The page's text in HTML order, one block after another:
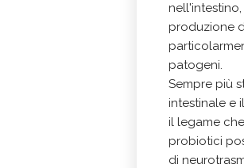
produzione
patogeni.
Sempre più
intestinale e
il legame
probiotici
di